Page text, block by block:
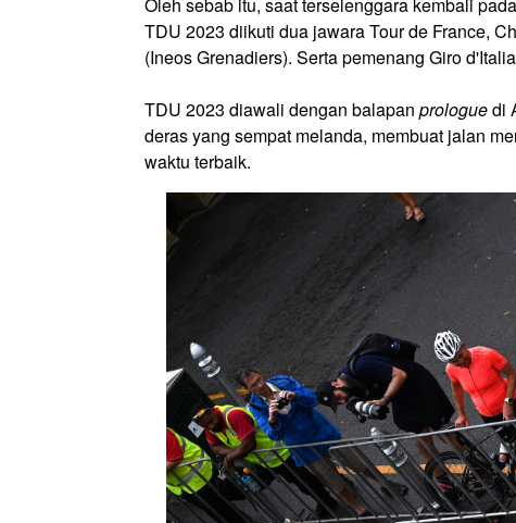
TDU 2023 diikuti dua jawara Tour de France,
(Ineos Grenadiers). Serta pemenang Giro
TDU 2023 diawali dengan balapan prologuedi
deras yang sempat melanda, membuat jalan
waktu terbaik.